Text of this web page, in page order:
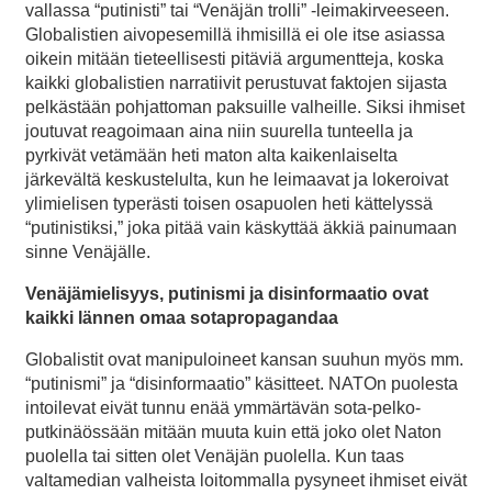
vallassa “putinisti” tai “Venäjän trolli” -leimakirveeseen.
Globalistien aivopesemillä ihmisillä ei ole itse asiassa
oikein mitään tieteellisesti pitäviä argumentteja, koska
kaikki globalistien narratiivit perustuvat faktojen sijasta
pelkästään pohjattoman paksuille valheille. Siksi ihmiset
joutuvat reagoimaan aina niin suurella tunteella ja
pyrkivät vetämään heti maton alta kaikenlaiselta
järkevältä keskustelulta, kun he leimaavat ja lokeroivat
ylimielisen typerästi toisen osapuolen heti kättelyssä
“putinistiksi,” joka pitää vain käskyttää äkkiä painumaan
sinne Venäjälle.
Venäjämielisyys, putinismi ja disinformaatio ovat
kaikki lännen omaa sotapropagandaa
Globalistit ovat manipuloineet kansan suuhun myös mm.
“putinismi” ja “disinformaatio” käsitteet. NATOn puolesta
intoilevat eivät tunnu enää ymmärtävän sota-pelko-
putkinäössään mitään muuta kuin että joko olet Naton
puolella tai sitten olet Venäjän puolella. Kun taas
valtamedian valheista loitommalla pysyneet ihmiset eivät